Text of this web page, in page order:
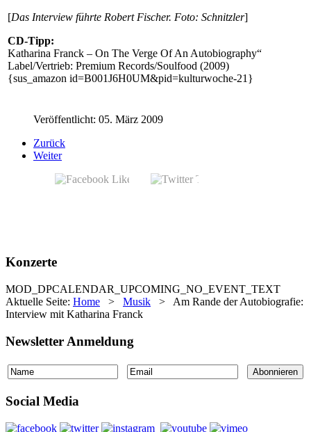
[Das Interview führte Robert Fischer. Foto: Schnitzler]
CD-Tipp:
Katharina Franck – On The Verge Of An Autobiography“
Label/Vertrieb: Premium Records/Soulfood (2009)
{sus_amazon id=B001J6H0UM&pid=kulturwoche-21}
Veröffentlicht: 05. März 2009
Zurück
Weiter
Konzerte
MOD_DPCALENDAR_UPCOMING_NO_EVENT_TEXT
Aktuelle Seite: Home > Musik > Am Rande der Autobiografie:
Interview mit Katharina Franck
Newsletter Anmeldung
Social Media